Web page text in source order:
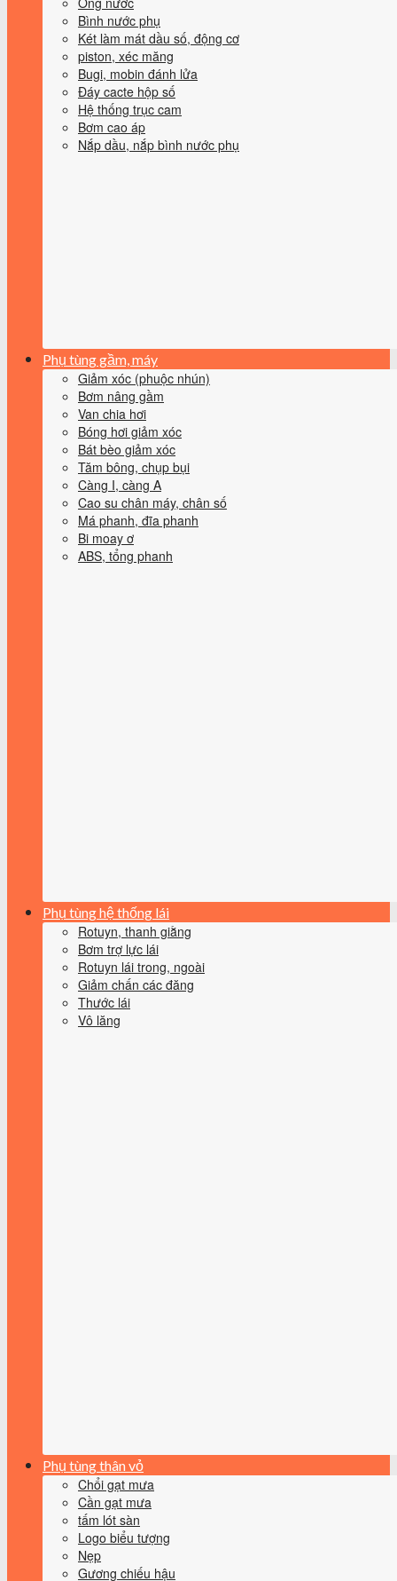
Bình nước phụ
Két làm mát dầu số, động cơ
piston, xéc măng
Bugi, mobin đánh lửa
Đáy cacte hộp số
Hệ thống trục cam
Bơm cao áp
Nắp dầu, nắp bình nước phụ
Phụ tùng gầm, máy
Giảm xóc (phuộc nhún)
Bơm nâng gầm
Van chia hơi
Bóng hơi giảm xóc
Bát bèo giảm xóc
Tăm bông, chụp bụi
Càng I, càng A
Cao su chân máy, chân số
Má phanh, đĩa phanh
Bi moay ơ
ABS, tổng phanh
Phụ tùng hệ thống lái
Rotuyn, thanh giằng
Bơm trợ lực lái
Rotuyn lái trong, ngoài
Giảm chấn các đăng
Thước lái
Vô lăng
Phụ tùng thân vỏ
Chổi gạt mưa
Cần gạt mưa
tấm lót sàn
Logo biểu tượng
Nẹp
Gương chiếu hậu